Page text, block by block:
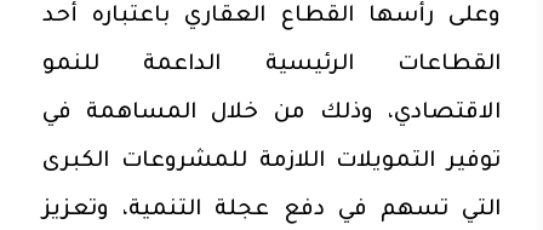
وعلى رأسها القطاع العقاري باعتباره أحد
القطاعات الرئيسية الداعمة للنمو
الاقتصادي، وذلك من خلال المساهمة في
توفير التمويلات اللازمة للمشروعات الكبرى
التي تسهم في دفع عجلة التنمية، وتعزيز